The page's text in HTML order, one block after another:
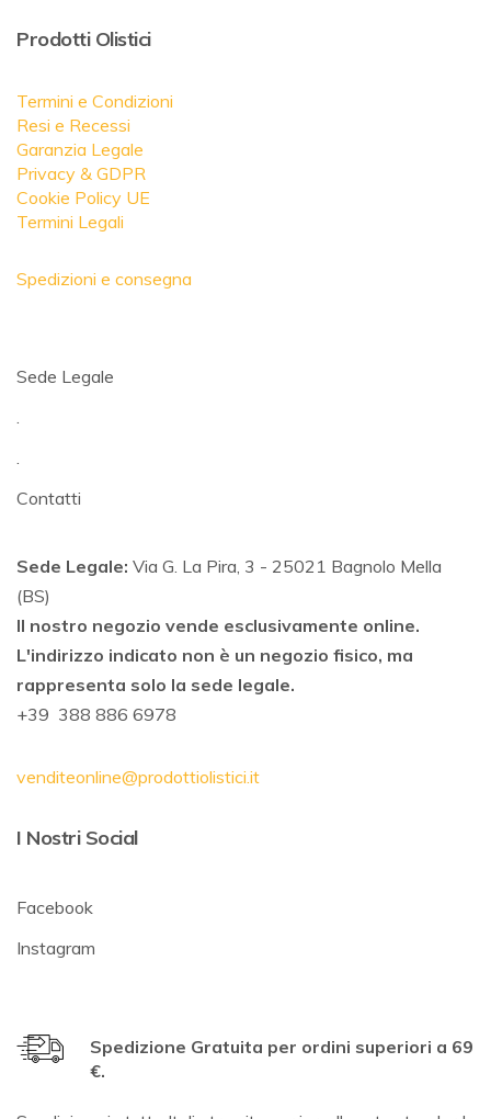
Prodotti Olistici
Termini e Condizioni
Resi e Recessi
Garanzia Legale
Privacy & GDPR
Cookie Policy UE
Termini Legali
Spedizioni e consegna
Sede Legale
.
.
Contatti
Sede Legale: Via G. La Pira, 3 - 25021 Bagnolo Mella
(BS)
Il nostro negozio vende esclusivamente online.
L'indirizzo indicato non è un negozio fisico, ma
rappresenta solo la sede legale.
+39 388 886 6978
venditeonline@prodottiolistici.it
I Nostri Social
Facebook
Instagram
Spedizione Gratuita per ordini superiori a 69
€.